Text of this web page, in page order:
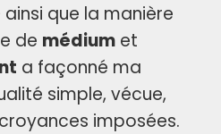
que la manière
de médiumet
a façonné ma
simple, vécue,
imposées.